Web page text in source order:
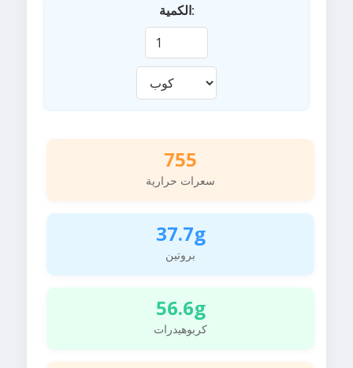
الكمية:
755
سعرات حرارية
37.7g
بروتين
56.6g
كربوهيدرات